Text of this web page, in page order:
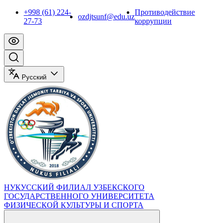
+998 (61) 224-
27-73
ozdjtsunf@edu.uz
Противодействие
коррупции
Русский
НУКУССКИЙ ФИЛИАЛ УЗБЕКСКОГО
ГОСУДАРСТВЕННОГО УНИВЕРСИТЕТА
ФИЗИЧЕСКОЙ КУЛЬТУРЫ И СПОРТА